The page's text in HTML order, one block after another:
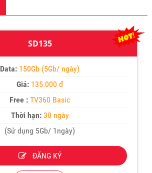
SD135
Data: 150Gb (5Gb/ ngày)
Giá: 135.000 đ
Free : TV360 Basic
Thời hạn:30 ngày
(Sử dụng 5Gb/ 1ngày)
ĐĂNG KÝ